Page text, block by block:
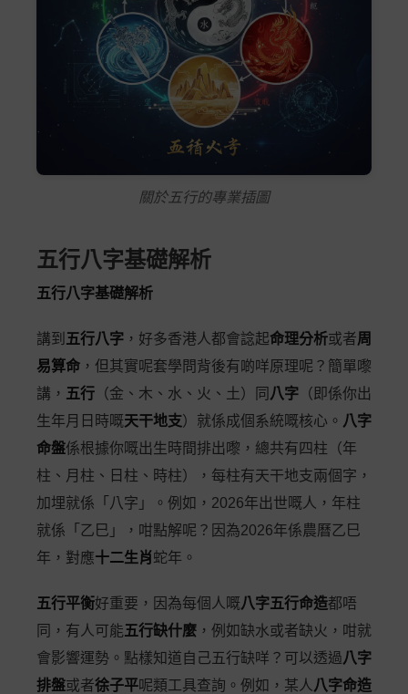
關於五行的專業插圖
五行八字基礎解析
五行八字基礎解析
講到 五行八字 ，好多香港人都會諗起命理分析或者周
易算命 ，但其實呢套學問背後有啲咩原理呢？簡單嚟
講， 五行 （金、木、水、火、土）同 八字 （即係你出
生年月日時嘅天干地支）就係成個系統嘅核心。 八字
命盤係根據你嘅出生時間排出嚟，總共有四柱（年
柱、月柱、日柱、時柱），每柱有天干地支兩個字，
加埋就係「八字」。例如，2026年出世嘅人，年柱
就係「乙巳」，咁點解呢？因為2026年係農曆乙巳
年，對應十二生肖蛇年。
五行平衡好重要，因為每個人嘅八字五行命造都唔
同，有人可能五行缺什麼 ，例如缺水或者缺火，咁就
會影響運勢。點樣知道自己五行缺咩？可以透過八字
排盤或者徐子平呢類工具查詢。例如，某人 八字命造